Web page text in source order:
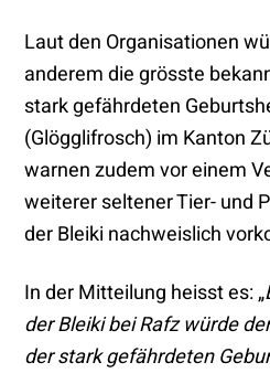
Laut den Organisationen
anderem die grösste
stark gefährdeten
(Glögglifrosch) im Kanton
warnen zudem vor einem
weiterer seltener Tier- und
der Bleiki nachweislich
In der Mitteilung heisst es: „
der Bleiki bei Rafz würde
der stark gefährdeten